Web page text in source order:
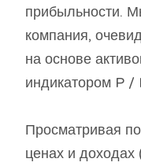
прибыльности.
компания,
на основе
индикатором P /
Просматривая
ценах и доходах